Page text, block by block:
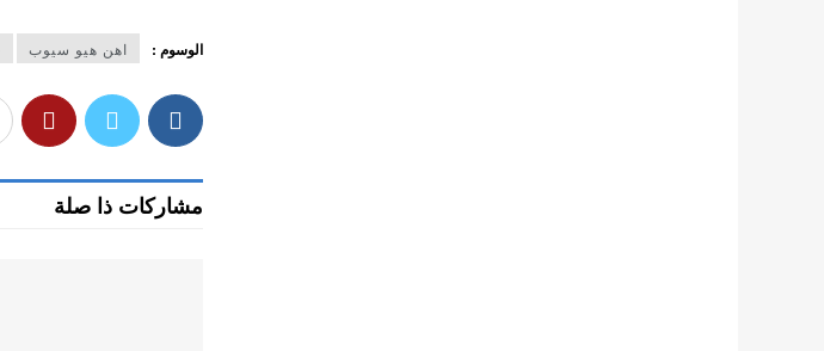
الوسوم : اهن هيو سيوب
مشاركات ذا صلة